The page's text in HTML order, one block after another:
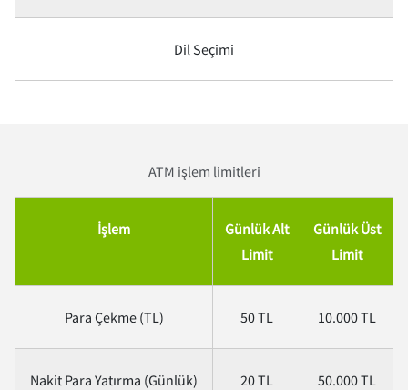
Dil Seçimi
ATM işlem limitleri
İşlem
Günlük Alt
Limit
Günlük Üst
Limit
Para Çekme (TL) 50 TL 10.000 TL
Nakit Para Yatırma (Günlük) 20 TL 50.000 TL